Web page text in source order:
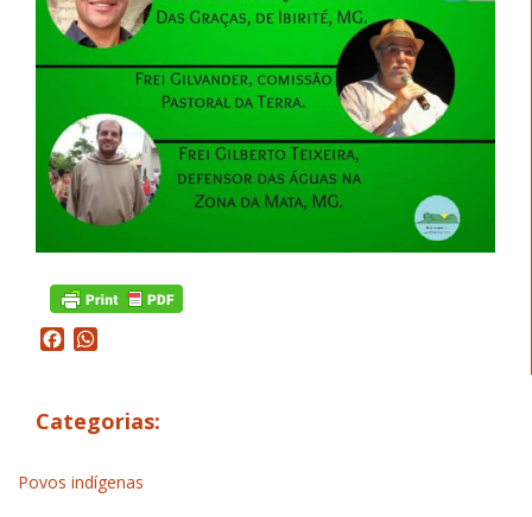
Facebook
Categorias:
Povos indígenas